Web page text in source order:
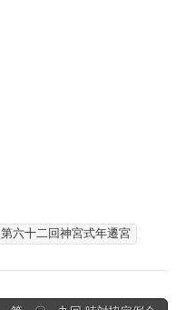
第六十二回神宮式年遷宮